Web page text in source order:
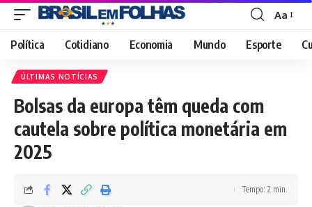
Font
Resizer
Aa
Política Cotidiano Economia Mundo Esporte
ÚLTIMAS NOTÍCIAS
Bolsas da europa têm queda com
cautela sobre política monetária em
2025
Tempo: 2 min.